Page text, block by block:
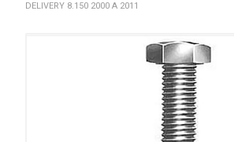
DELIVERY 8.150 2000 A 2011